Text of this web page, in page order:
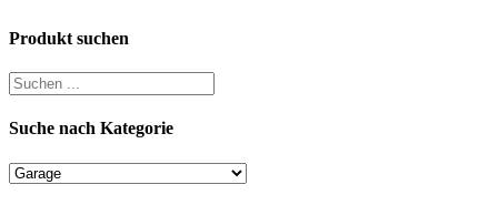
Produkt suchen
Suche nach Kategorie